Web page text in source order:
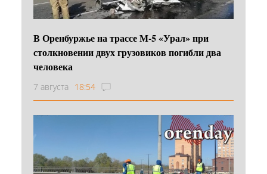
В Оренбуржье на трассе М-5 «Урал» при
столкновении двух грузовиков погибли два
человека
7 августа 18:54